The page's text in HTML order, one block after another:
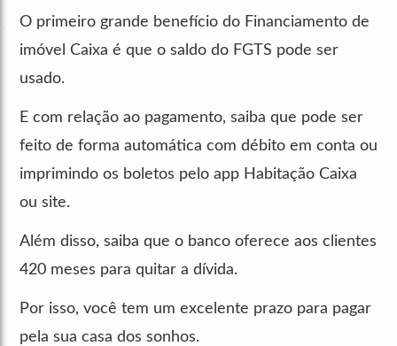
O primeiro grande benefício do Financiamento de
imóvel Caixa é que o saldo do FGTS pode ser
usado.
E com relação ao pagamento, saiba que pode ser
feito de forma automática com débito em conta ou
imprimindo os boletos pelo app Habitação Caixa
ou site.
Além disso, saiba que o banco oferece aos clientes
420 meses para quitar a dívida.
Por isso, você tem um excelente prazo para pagar
pela sua casa dos sonhos.